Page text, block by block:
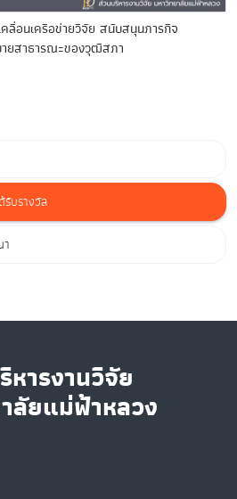
ลื่อนเครือข่ายวิจัย สนับสนุนภารกิจ
ยสาธารณะของวุฒิสภา
บรางวัล
หารงานวิจัย
ลัยแม่ฟ้าหลวง